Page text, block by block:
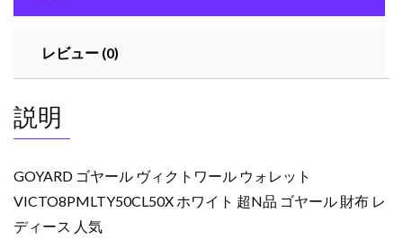
ー
ォ
ッ
ト
ホ
ワ
イ
レビュー (0)
説明
GOYARD ゴヤール ヴィクトワール ウォレット
VICTO8PMLTY50CL50X ホワイト 超N品 ゴヤール 財布 レ
ディース 人気